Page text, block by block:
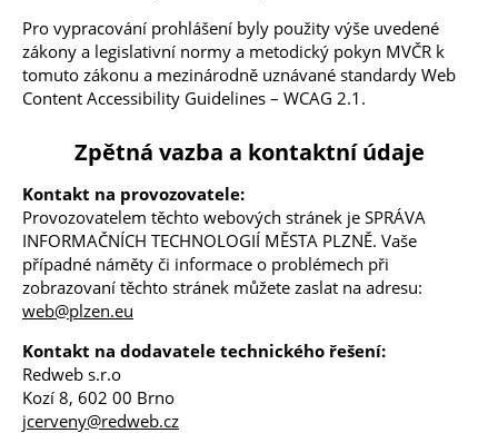
Pro vypracování prohlášení byly použity výše uvedené
zákony a legislativní normy a metodický pokyn MVČR k
tomuto zákonu a mezinárodně uznávané standardy Web
Content Accessibility Guidelines – WCAG 2.1.
Zpětná vazba a kontaktní údaje
Kontakt na provozovatele:
Provozovatelem těchto webových stránek je SPRÁVA
INFORMAČNÍCH TECHNOLOGIÍ MĚSTA PLZNĚ. Vaše
případné náměty či informace o problémech při
zobrazovaní těchto stránek můžete zaslat na adresu:
web@plzen.eu
Kontakt na dodavatele technického řešení:
Redweb s.r.o
Kozí 8, 602 00 Brno
jcerveny@redweb.cz